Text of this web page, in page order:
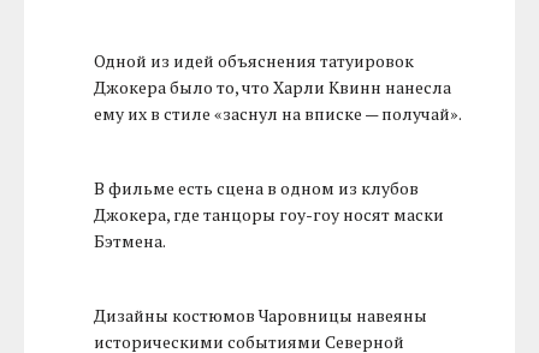
Одной из идей объяснения татуировок
Джокера было то, что Харли Квинн нанесла
ему их в стиле «заснул на вписке — получай».
В фильме есть сцена в одном из клубов
Джокера, где танцоры гоу-гоу носят маски
Бэтмена.
Дизайны костюмов Чаровницы навеяны
историческими событиями Северной